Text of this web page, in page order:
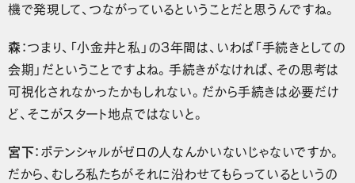
機で発現して、つながっているということだと思うんですね。
森：つまり、「小金井と私」の3年間は、いわば「手続きとしての
会期」だということですよね。手続きがなければ、その思考は
可視化されなかったかもしれない。だから手続きは必要だけ
ど、そこがスタート地点ではないと。
宮下：ポテンシャルがゼロの人なんかいないじゃないですか。
だから、むしろ私たちがそれに沿わせてもらっているというの